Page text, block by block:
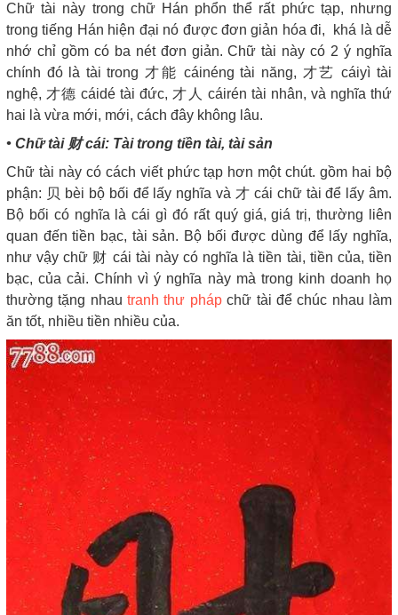
Chữ tài này trong chữ Hán phổn thể rất phức tạp, nhưng
trong tiếng Hán hiện đại nó được đơn giản hóa đi, khá là dễ
nhớ chỉ gồm có ba nét đơn giản. Chữ tài này có 2 ý nghĩa
chính đó là tài trong 才能 cáinéng tài năng, 才艺 cáiyì tài
nghệ, 才德 cáidé tài đức, 才人 cáirén tài nhân, và nghĩa thứ
hai là vừa mới, mới, cách đây không lâu.
• Chữ tài 财 cái: Tài trong tiền tài, tài sản
Chữ tài này có cách viết phức tạp hơn một chút. gồm hai bộ
phận: 贝 bèi bộ bối để lấy nghĩa và 才 cái chữ tài để lấy âm.
Bộ bối có nghĩa là cái gì đó rất quý giá, giá trị, thường liên
quan đến tiền bạc, tài sản. Bộ bối được dùng để lấy nghĩa,
như vậy chữ 财 cái tài này có nghĩa là tiền tài, tiền của, tiền
bạc, của cải. Chính vì ý nghĩa này mà trong kinh doanh họ
thường tặng nhautranh thư phápchữ tài để chúc nhau làm
ăn tốt, nhiều tiền nhiều của.